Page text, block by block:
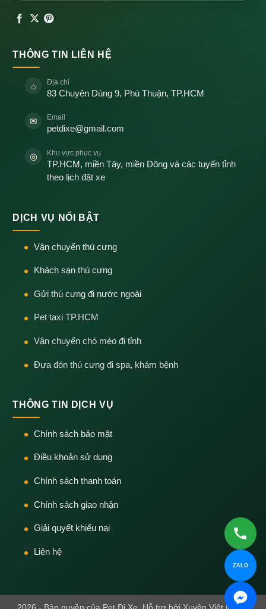
THÔNG TIN LIÊN HỆ
⌂ Địa chỉ
83 Chuyên Dùng 9, Phú Thuận, TP.HCM
✉ Email
petdixe@gmail.com
◎ Khu vực phục vụ
TP.HCM, miền Tây, miền Đông và các tuyến tỉnh
theo lịch đặt xe
DỊCH VỤ NỔI BẬT
Vận chuyển thú cưng
Khách sạn thú cưng
Gửi thú cưng đi nước ngoài
Pet taxi TP.HCM
Vận chuyển chó mèo đi tỉnh
Đưa đón thú cưng đi spa, khám bệnh
THÔNG TIN DỊCH VỤ
Chính sách bảo mật
Điều khoản sử dụng
Chính sách thanh toán
Chính sách giao nhận
Giải quyết khiếu nại
Liên hệ
ZALO